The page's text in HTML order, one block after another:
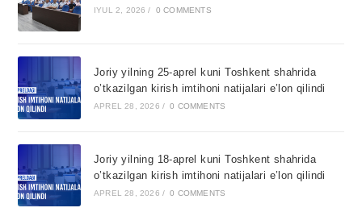
IYUL 2, 2026 / 0 COMMENTS
Joriy yilning 25-aprel kuni Toshkent shahrida
o’tkazilgan kirish imtihoni natijalari e’lon qilindi
APREL 28, 2026 / 0 COMMENTS
Joriy yilning 18-aprel kuni Toshkent shahrida
o’tkazilgan kirish imtihoni natijalari e’lon qilindi
APREL 28, 2026 / 0 COMMENTS